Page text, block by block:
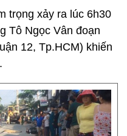
trọng xảy ra lúc 6h30
Tô Ngọc Vân đoạn
12, Tp.HCM) khiến